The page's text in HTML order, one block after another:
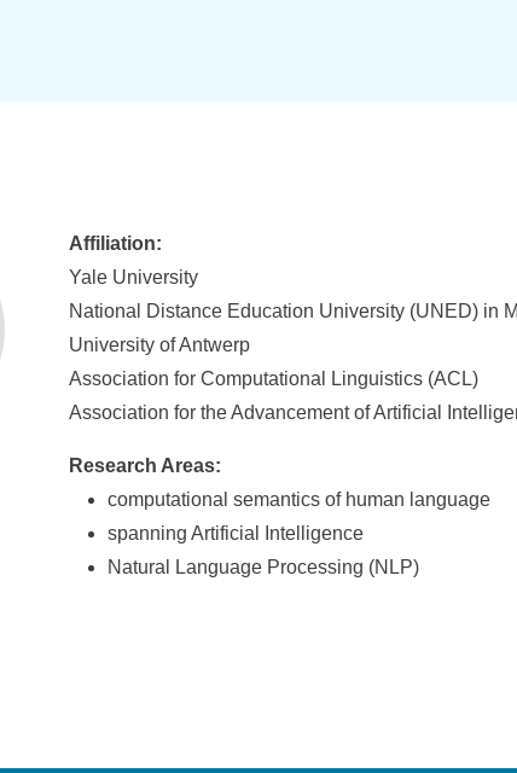
Affiliation:
Yale University
National Distance Education University (UNED) in
University of Antwerp
Association for Computational Linguistics (ACL)
Association for the Advancement of Artificial
Research Areas:
computational semantics of human language
spanning Artificial Intelligence
Natural Language Processing (NLP)